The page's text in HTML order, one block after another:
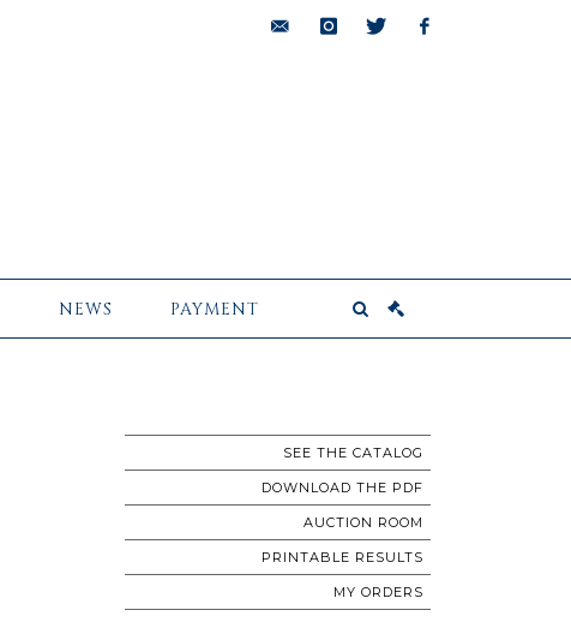
NEWS PAYMENT
SEE THE CATALOG
DOWNLOAD THE PDF
AUCTION ROOM
PRINTABLE RESULTS
MY ORDERS